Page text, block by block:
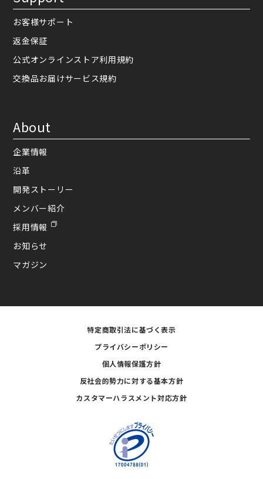
お客様サポート
返金保証
公式オンラインストア利用規約
交換品お届けサービス規約
About
企業情報
沿革
開発ストーリー
メンバー紹介
採用情報
お知らせ
マガジン
特定商取引法に基づく表示
プライバシーポリシー
個人情報保護方針
反社会的勢力に対する基本方針
カスタマーハラスメント対応方針